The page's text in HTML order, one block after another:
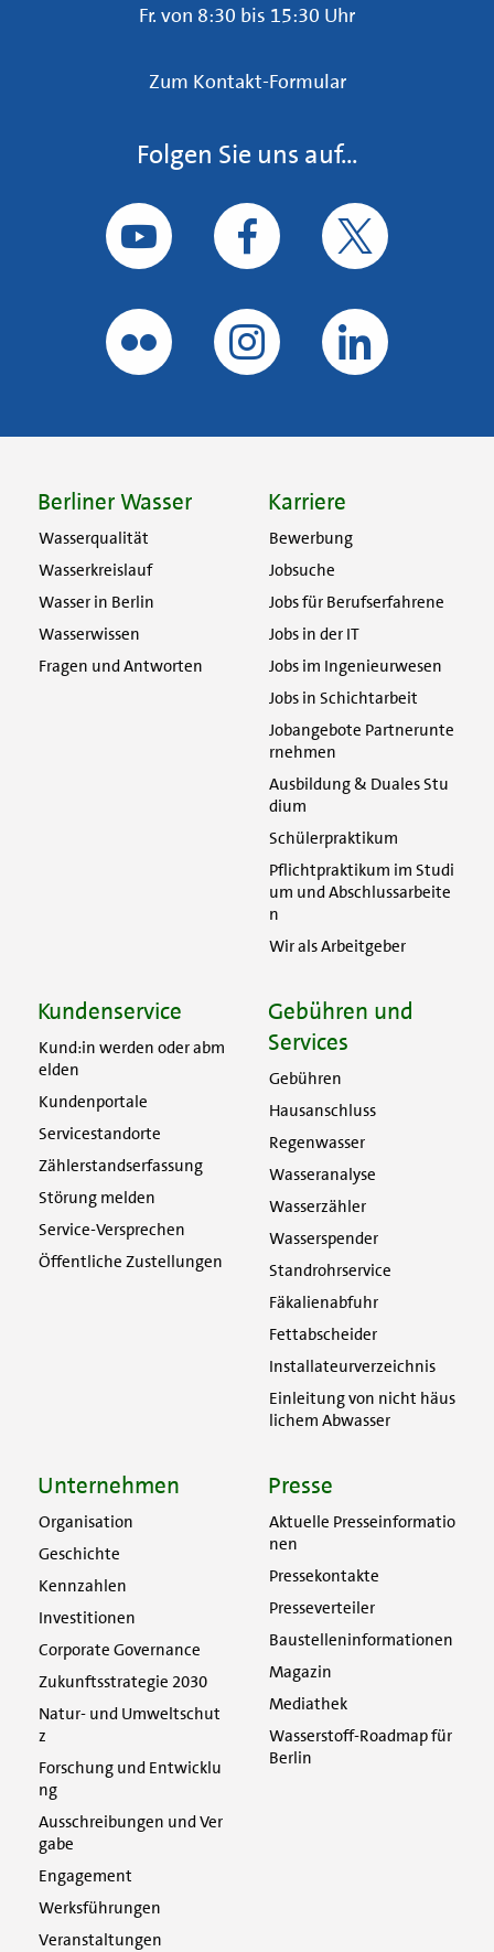
Fr. von 8:30 bis 15:30 Uhr
Zum Kontakt-Formular
Folgen Sie uns auf...
Berliner Wasser
Wasserqualität
Wasserkreislauf
Wasser in Berlin
Wasserwissen
Fragen und Antworten
Karriere
Bewerbung
Jobsuche
Jobs für Berufserfahrene
Jobs in der IT
Jobs im Ingenieurwesen
Jobs in Schichtarbeit
Jobangebote Partnerunte
rnehmen
Ausbildung & Duales Stu
dium
Schülerpraktikum
Pflichtpraktikum im Studi
um und Abschlussarbeite
n
Wir als Arbeitgeber
Kundenservice
Kund:in werden oder abm
elden
Kundenportale
Servicestandorte
Zählerstandserfassung
Störung melden
Service-Versprechen
Öffentliche Zustellungen
Gebühren und
Services
Gebühren
Hausanschluss
Regenwasser
Wasseranalyse
Wasserzähler
Wasserspender
Standrohrservice
Fäkalienabfuhr
Fettabscheider
Installateurverzeichnis
Einleitung von nicht häus
lichem Abwasser
Unternehmen
Organisation
Geschichte
Kennzahlen
Investitionen
Corporate Governance
Zukunftsstrategie 2030
Natur- und Umweltschut
z
Forschung und Entwicklu
ng
Ausschreibungen und Ver
gabe
Engagement
Werksführungen
Veranstaltungen
Presse
Aktuelle Presseinformatio
nen
Pressekontakte
Presseverteiler
Baustelleninformationen
Magazin
Mediathek
Wasserstoff-Roadmap für
Berlin